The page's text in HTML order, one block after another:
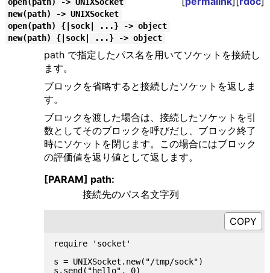
open(path) -> UNIXSocket
new(path) -> UNIXSocket
open(path) {|sock| ...} -> object
new(path) {|sock| ...} -> object
path で指定したパス名を用いてソケットを接続し
ます。
ブロックを省略すると接続したソケットを返しま
す。
ブロックを渡した場合は、接続したソケットを引
数としてそのブロックを呼びだし、ブロック終了
時にソケットを閉じます。この場合にはブロック
の評価値を返り値として返します。
[PARAM] path:
接続先のパス名文字列
require 'socket'
s = UNIXSocket.new("/tmp/sock")